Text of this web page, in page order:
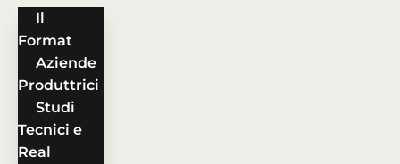
Il
Format
Aziende
Produttrici
Studi
Tecnici e
Real